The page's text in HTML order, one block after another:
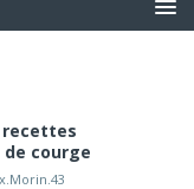
recettes
courge